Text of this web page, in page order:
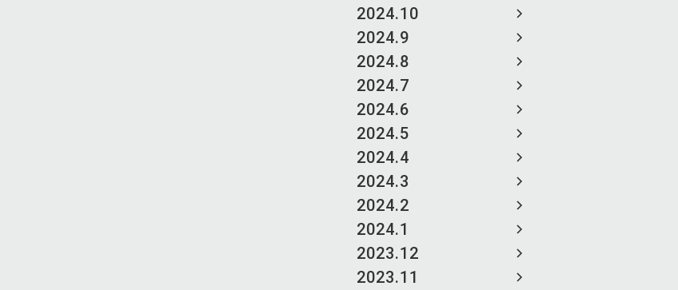
2024.10
2024.9
2024.8
2024.7
2024.6
2024.5
2024.4
2024.3
2024.2
2024.1
2023.12
2023.11